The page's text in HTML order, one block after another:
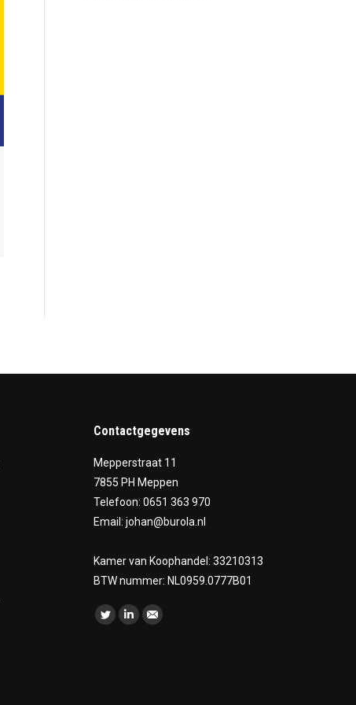
Contactgegevens
Mepperstraat 11
7855 PH Meppen
Telefoon: 0651 363 970
Email: johan@burola.nl
Kamer van Koophandel: 33210313
BTW nummer: NL0959.0777B01
Vind ons op:
TwitterLinkedin
Mail